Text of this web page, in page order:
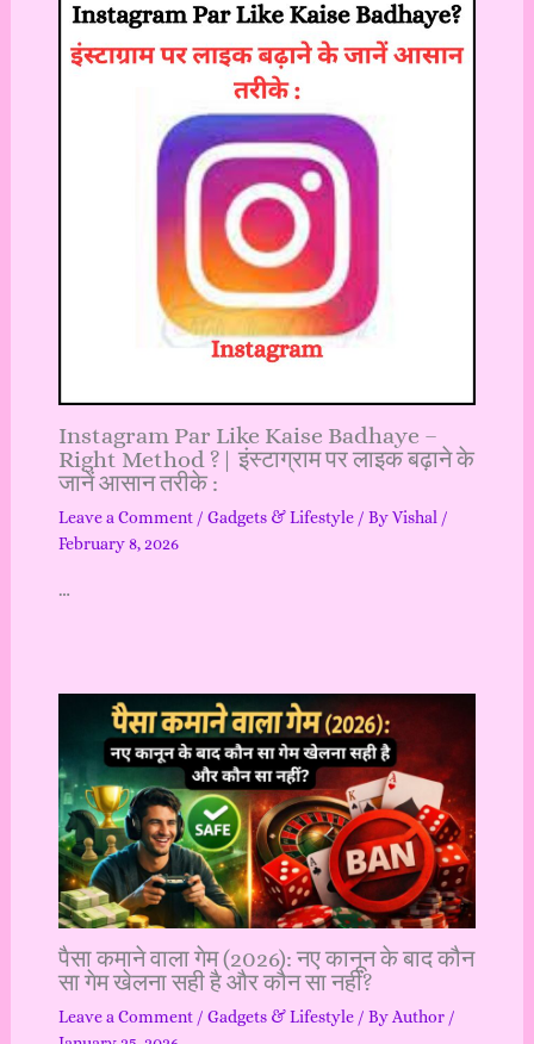
Instagram Par Like Kaise Badhaye –
Right Method ?| इंस्टाग्राम पर लाइक बढ़ाने के
जानें आसान तरीके :
Leave a Comment / Gadgets & Lifestyle/ ByVishal /
February 8, 2026
…
पैसा कमाने वाला गेम (2026): नए कानून के बाद कौन
सा गेम खेलना सही है और कौन सा नहीं?
Leave a Comment / Gadgets & Lifestyle/ By Author /